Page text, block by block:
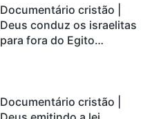
Documentário cristão |
Deus conduz os israelitas
para fora do Egito
Documentário cristão |